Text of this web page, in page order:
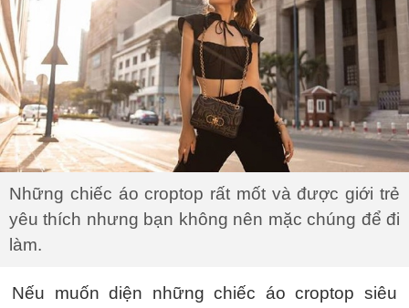
Những chiếc áo croptop rất mốt và được giới trẻ
yêu thích nhưng bạn không nên mặc chúng để đi
làm.
Nếu muốn diện những chiếc áo croptop siêu